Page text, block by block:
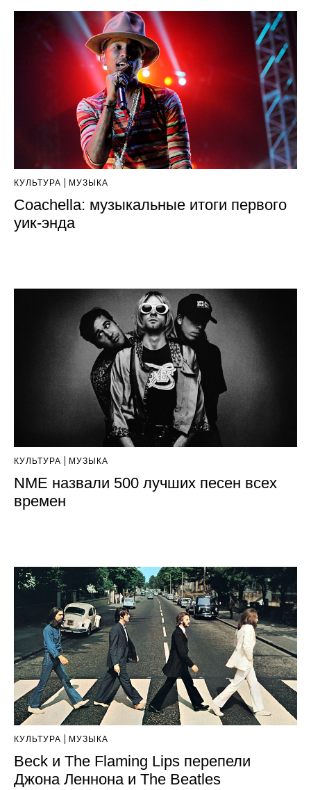
КУЛЬТУРА МУЗЫКА
Coachella: музыкальные итоги первого
уик-энда
КУЛЬТУРА МУЗЫКА
NME назвали 500 лучших песен всех
времен
КУЛЬТУРА МУЗЫКА
Beck и The Flaming Lips перепели
Джона Леннона и The Beatles